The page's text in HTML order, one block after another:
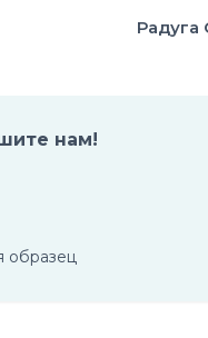
Радуга
нам!
образец